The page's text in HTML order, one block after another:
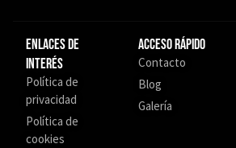
Enlaces de
interés
Política de
privacidad
Política de
cookies
Acceso Rápido
Contacto
Blog
Galería